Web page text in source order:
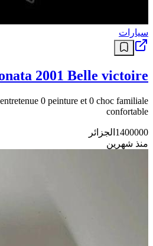
سيارات
2001 Belle victoire
0 peinture et 0 choc familiale
confortable
1400000 الجزائر
منذ شهرين